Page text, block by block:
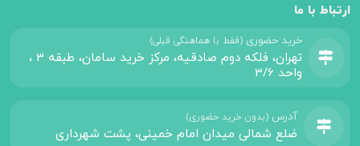
ارتباط با ما
خرید حضوری(فقط با هماهنگی قبلی)
تهران، فلکه دوم صادقیه، مرکز خرید سامان، طبقه 3 ،
واحد 3/6
آدرس (بدون خرید حضوری)
ضلع شمالی میدان امام خمینی، پشت شهرداری